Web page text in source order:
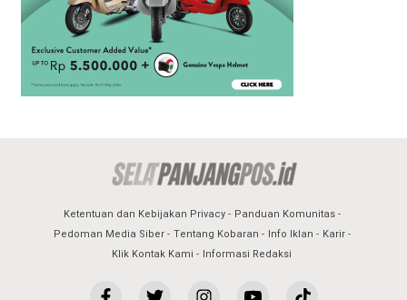
Ketentuan dan Kebijakan Privacy
Panduan Komunitas
Pedoman Media Siber
Tentang Kobaran Info Iklan
Karir
Klik Kontak Kami
Informasi Redaksi